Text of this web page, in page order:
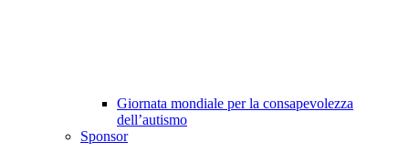
Giornata mondiale per la consapevolezza
dell’autismo
Sponsor